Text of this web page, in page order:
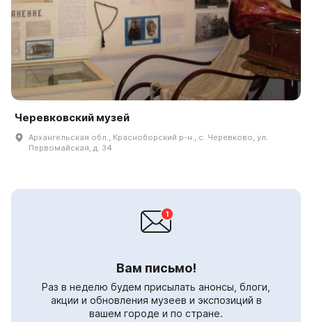
Черевковский музей
Архангельская обл., Красноборский р-н., с. Черевково, ул.
Первомайская, д. 34
Вам письмо!
Раз в неделю будем присылать анонсы, блоги,
акции и обновления музеев и экспозиций в
вашем городе и по стране.